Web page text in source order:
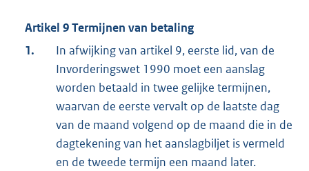
Artikel 9 Termijnen van betaling
1.
In afwijking van artikel 9, eerste lid, van de
Invorderingswet 1990 moet een aanslag
worden betaald in twee gelijke termijnen,
waarvan de eerste vervalt op de laatste dag
van de maand volgend op de maand die in de
dagtekening van het aanslagbiljet is vermeld
en de tweede termijn een maand later.